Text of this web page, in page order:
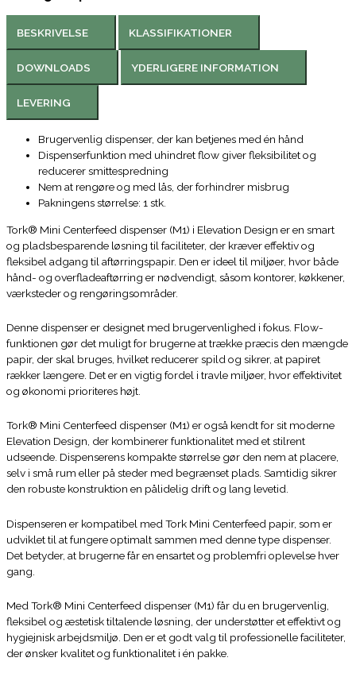
BESKRIVELSE KLASSIFIKATIONER
DOWNLOADS YDERLIGERE INFORMATION
LEVERING
Brugervenlig dispenser, der kan betjenes med én hånd
Dispenserfunktion med uhindret flow giver fleksibilitet og
reducerer smittespredning
Nem at rengøre og med lås, der forhindrer misbrug
Pakningens størrelse: 1 stk.
Tork® Mini Centerfeed dispenser (M1) i Elevation Design er en smart
og pladsbesparende løsning til faciliteter, der kræver effektiv og
fleksibel adgang til aftørringspapir. Den er ideel til miljøer, hvor både
hånd- og overfladeaftørring er nødvendigt, såsom kontorer, køkkener,
værksteder og rengøringsområder.
Denne dispenser er designet med brugervenlighed i fokus. Flow-
funktionen gør det muligt for brugerne at trække præcis den mængde
papir, der skal bruges, hvilket reducerer spild og sikrer, at papiret
rækker længere. Det er en vigtig fordel i travle miljøer, hvor effektivitet
og økonomi prioriteres højt.
Tork® Mini Centerfeed dispenser (M1) er også kendt for sit moderne
Elevation Design, der kombinerer funktionalitet med et stilrent
udseende. Dispenserens kompakte størrelse gør den nem at placere,
selv i små rum eller på steder med begrænset plads. Samtidig sikrer
den robuste konstruktion en pålidelig drift og lang levetid.
Dispenseren er kompatibel med Tork Mini Centerfeed papir, som er
udviklet til at fungere optimalt sammen med denne type dispenser.
Det betyder, at brugerne får en ensartet og problemfri oplevelse hver
gang.
Med Tork® Mini Centerfeed dispenser (M1) får du en brugervenlig,
fleksibel og æstetisk tiltalende løsning, der understøtter et effektivt og
hygiejnisk arbejdsmiljø. Den er et godt valg til professionelle faciliteter,
der ønsker kvalitet og funktionalitet i én pakke.